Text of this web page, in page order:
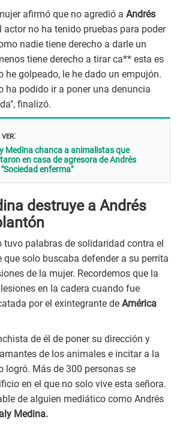
afirmó que no agredió a Andrés
actor no ha tenido pruebas para poder
nadie tiene derecho a darle un
tiene derecho a tirar ca** esta es
he golpeado, le he dado un empujón.
ha podido ir a poner una denuncia
finalizó.
:
Medina chanca a animalistas que
en casa de agresora de Andrés
"Sociedad enferma"
destruye a Andrés
tuvo palabras de solidaridad contra el
que solo buscaba defender a su perrita
de la mujer. Recordemos que la
en la cadera cuando fue
por el exintegrante de América
de él de poner su dirección y
de los animales e incitar a la
logró. Más de 300 personas se
en el que no solo vive esta señora.
de alguien mediático como Andrés
Medina.